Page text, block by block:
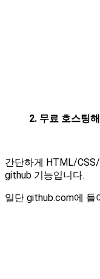
2. 무료 호스팅
간단하게 HTML/
github 기능입니다.
일단 github.com에 들